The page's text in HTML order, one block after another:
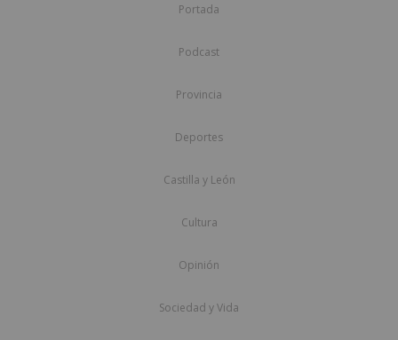
Portada
Podcast
Provincia
Deportes
Castilla y León
Cultura
Opinión
Sociedad y Vida